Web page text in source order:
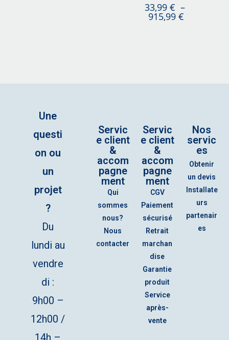
33,99 € –
915,99 €
Une
questi
on ou
un
projet
?
Du
lundi au
vendre
di :
9h00 –
12h00 /
Servic
e client
&
accom
pagne
ment
Qui
sommes
nous?
Nous
contacter
Servic
e client
&
accom
pagne
ment
CGV
Paiement
sécurisé
Retrait
marchan
dise
Garantie
produit
Service
après-
vente
Nos
servic
es
Obtenir
un devis
Installate
urs
partenair
es